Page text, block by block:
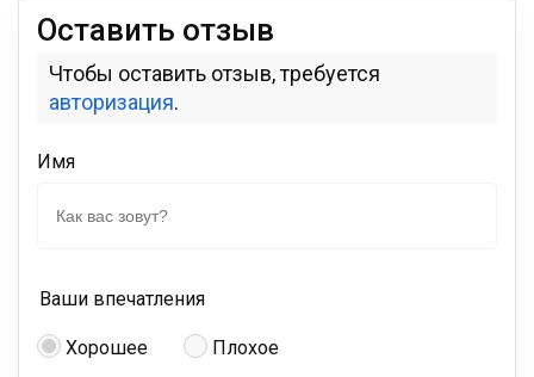
Оставить отзыв
Чтобы оставить отзыв, требуется
авторизация.
Имя
Ваши впечатления
Хорошее Плохое